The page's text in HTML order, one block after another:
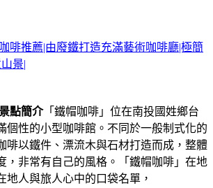
啡推薦|由廢鐵打造充滿藝術咖啡廳|極簡
景|
點簡介「鐵帽咖啡」位在南投國姓鄉台
個性的小型咖啡館。不同於一般制式化的
啡以鐵件、漂流木與石材打造而成，整體
，非常有自己的風格。「鐵帽咖啡」在地
地人與旅人心中的口袋名單，